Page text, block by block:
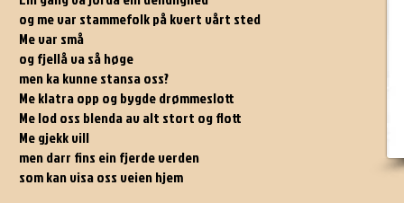
og me var stammefolk på kvert vårt sted
Me var små
og fjellå va så høge
men ka kunne stansa oss?
Me klatra opp og bygde drømmeslott
Me lod oss blenda av alt stort og flott
Me gjekk vill
men darr fins ein fjerde verden
som kan visa oss veien hjem